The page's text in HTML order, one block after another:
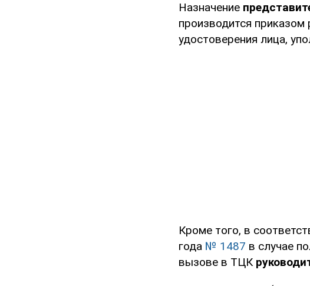
Назначение
производится
удостоверения лица,
Кроме того, в
года № 1487 в случае
вызове в ТЦК